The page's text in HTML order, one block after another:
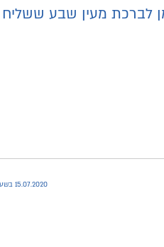
לברכת מעין שבע ששליח
15.07.2020 בשעה 14:07